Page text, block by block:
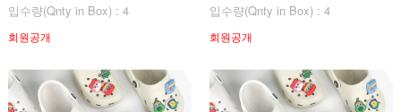
입수량(Qnty in Box) : 4
회원공개
입수량(Qnty in Box) : 4
회원공개